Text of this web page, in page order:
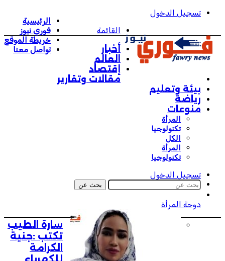
الرئيسية
فوري نيوز
خريطة الموقع
تواصل معنا
تسجيل الدخول
القائمة
أخبار
العالم
إقتصاد
مقالات وتقارير
بيئة وتعليم
رياضة
منوعات
المرأة
تكنولوجيا
الكل
المرأة
تكنولوجيا
تسجيل الدخول
بحث عن
دوحة المرأة
سارة الطيب
تكتب :جنية
الكرامة